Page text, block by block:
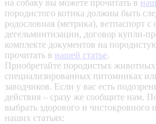
на собаку вы можете прочитать в
породистого котика должны быть
родословная (метрика), ветпаспорт
дегельминтизации, договор купли-
комплекте документов на
прочитать в нашей статье.
Приобретайте породистых животных
специализированных питомниках
заводчиков. Если у вас есть
действия – сразу же сообщите нам.
выбрать здорового и чистокровного
наших статьях: